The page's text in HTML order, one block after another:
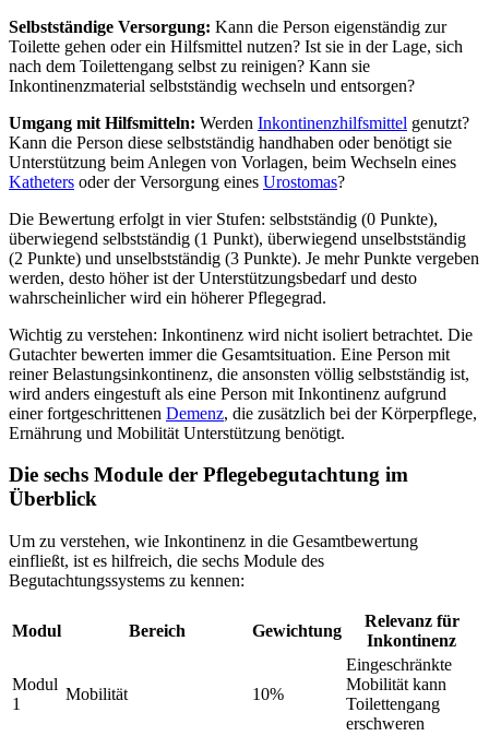
Selbstständige Versorgung: Kann die Person eigenständig zur
Toilette gehen oder ein Hilfsmittel nutzen? Ist sie in der Lage, sich
nach dem Toilettengang selbst zu reinigen? Kann sie
Inkontinenzmaterial selbstständig wechseln und entsorgen?
Umgang mit Hilfsmitteln: Werden Inkontinenzhilfsmittel genutzt?
Kann die Person diese selbstständig handhaben oder benötigt sie
Unterstützung beim Anlegen von Vorlagen, beim Wechseln eines
Katheters oder der Versorgung eines Urostomas?
Die Bewertung erfolgt in vier Stufen: selbstständig (0 Punkte),
überwiegend selbstständig (1 Punkt), überwiegend unselbstständig
(2 Punkte) und unselbstständig (3 Punkte). Je mehr Punkte vergeben
werden, desto höher ist der Unterstützungsbedarf und desto
wahrscheinlicher wird ein höherer Pflegegrad.
Wichtig zu verstehen: Inkontinenz wird nicht isoliert betrachtet. Die
Gutachter bewerten immer die Gesamtsituation. Eine Person mit
reiner Belastungsinkontinenz, die ansonsten völlig selbstständig ist,
wird anders eingestuft als eine Person mit Inkontinenz aufgrund
einer fortgeschrittenen Demenz, die zusätzlich bei der Körperpflege,
Ernährung und Mobilität Unterstützung benötigt.
Die sechs Module der Pflegebegutachtung im
Überblick
Um zu verstehen, wie Inkontinenz in die Gesamtbewertung
einfließt, ist es hilfreich, die sechs Module des
Begutachtungssystems zu kennen:
Modul Bereich Gewichtung
Relevanz für
Inkontinenz
Modul
1
Mobilität 10%
Eingeschränkte
Mobilität kann
Toilettengang
erschweren